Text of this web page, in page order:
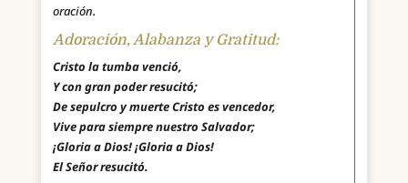
oración.
Adoración, Alabanza y Gratitud:
Cristo la tumba venció,
Y con gran poder resucitó;
De sepulcro y muerte Cristo es vencedor,
Vive para siempre nuestro Salvador;
¡Gloria a Dios! ¡Gloria a Dios!
El Señor resucitó.